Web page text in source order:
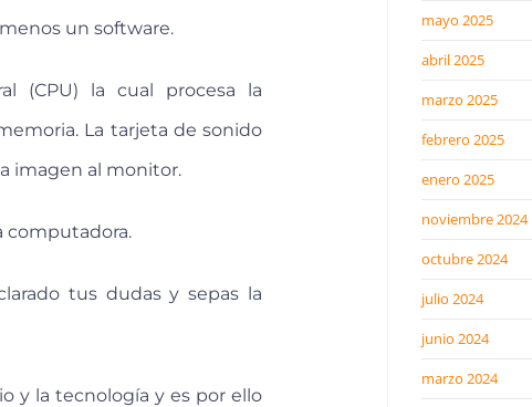
un software.
(CPU) la cual procesa la
La tarjeta de sonido
imagen al monitor.
computadora.
tus dudas y sepas la
y la tecnología y es por ello
mayo 2025
abril 2025
marzo 2025
febrero 2025
enero 2025
noviembre 2024
octubre 2024
julio 2024
junio 2024
marzo 2024